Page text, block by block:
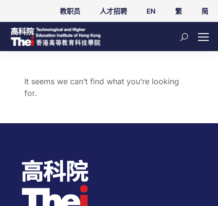
教职员 人才招聘 EN 繁 简
It seems we can’t find what you’re looking
for.